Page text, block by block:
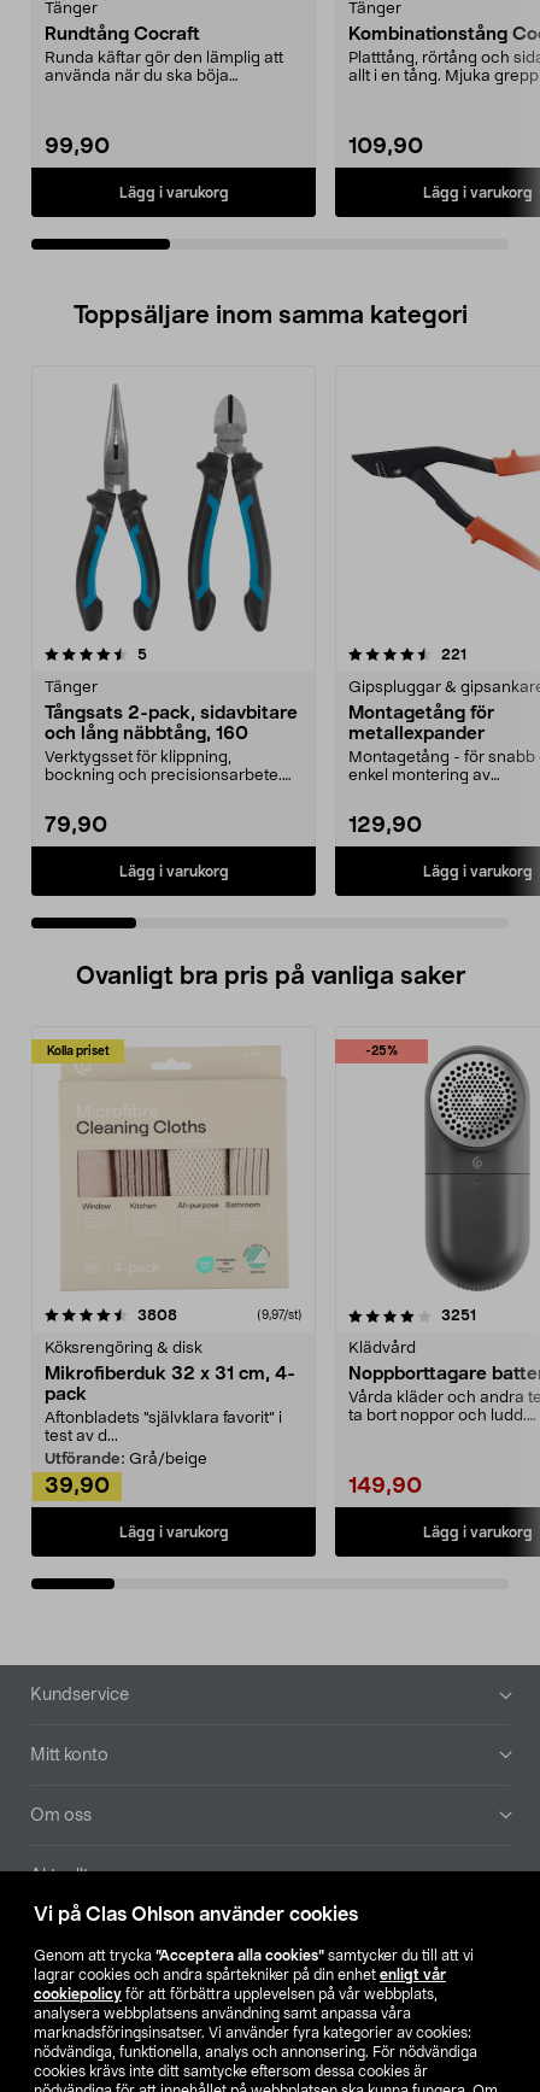
Vi på Clas Ohlson använder cookies
Genom att trycka ”Acceptera alla cookies” samtycker du till att vi
lagrar cookies och andra spårtekniker på din enhet enligt vår
cookiepolicy för att förbättra upplevelsen på vår webbplats,
analysera webbplatsens användning samt anpassa våra
marknadsföringsinsatser. Vi använder fyra kategorier av cookies:
nödvändiga, funktionella, analys och annonsering. För nödvändiga
cookies krävs inte ditt samtycke eftersom dessa cookies är
Tänger
Rundtång Cocraft
Runda käftar gör den lämplig att
använda när du ska böja
99,90
Lägg i varukorg
Tänger
Kombinationstång
Platttång, rörtång och
allt i en tång. Mjuka
109,90
Lägg i varukorg
Toppsäljare inom samma kategori
5recensioner
Tänger
Tångsats 2-pack, sidavbitare
och lång näbbtång, 160
Verktygsset för klippning,
bockning och precisionsarbete.
79,90
Lägg i varukorg
4.5 av 5 stjärnor 221
Gipspluggar &
Montagetång för
metallexpander
Montagetång - för snabb
enkel montering av
129,90
Lägg i varukorg
4.5 av 5 stjärnor
Ovanligt bra pris på vanliga saker
Kolla priset
3808recensioner (9,97/st)
Köksrengöring & disk
Mikrofiberduk 32 x 31 cm, 4-
pack
Aftonbladets "självklara favorit” i
test av d...
Utförande: Grå/beige
39,90
Lägg i varukorg
-25%
4.0av 5 stjärnor 3251
Klädvård
Noppborttagare
Vårda kläder och andra
ta bort noppor och ludd.
149,90
Lägg i varukorg
4.5av 5 stjärnor
Sidfot
Kundservice
Mitt konto
Om oss
Aktuellt
Hitta butik
SE NO FI